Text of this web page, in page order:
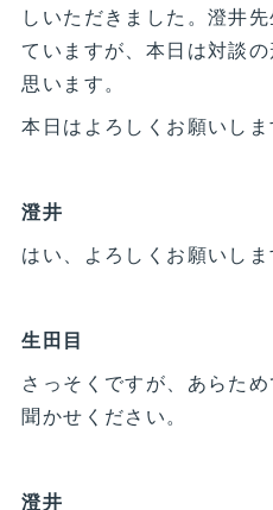
しいただきました。澄井
ていますが、本日は対談
思います。
本日はよろしくお願いしま
澄井
はい、よろしくお願いしま
生田目
さっそくですが、あらた
聞かせください。
澄井